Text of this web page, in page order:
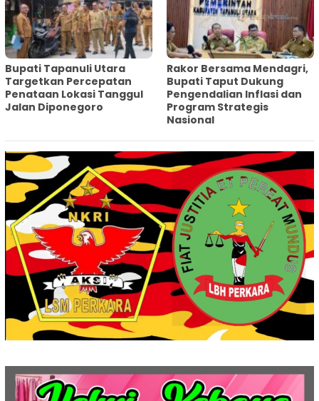
‎Bupati Tapanuli Utara
Targetkan Percepatan
Penataan Lokasi Tanggul
Jalan Diponegoro
Rakor Bersama Mendagri,
Bupati Taput Dukung
Pengendalian Inflasi dan
Program Strategis
Nasional‎